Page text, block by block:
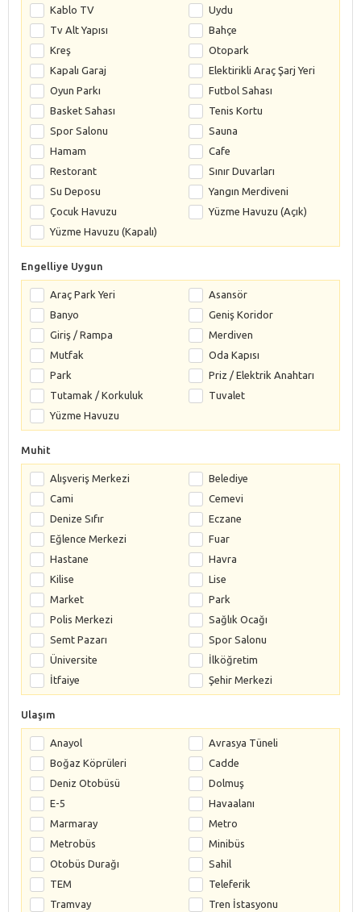
Kablo TV
Uydu
Tv Alt Yapısı
Bahçe
Kreş
Otopark
Kapalı Garaj
Elektirikli Araç Şarj Yeri
Oyun Parkı
Futbol Sahası
Basket Sahası
Tenis Kortu
Spor Salonu
Sauna
Hamam
Cafe
Restorant
Sınır Duvarları
Su Deposu
Yangın Merdiveni
Çocuk Havuzu
Yüzme Havuzu (Açık)
Yüzme Havuzu (Kapalı)
Engelliye Uygun
Araç Park Yeri
Asansör
Banyo
Geniş Koridor
Giriş / Rampa
Merdiven
Mutfak
Oda Kapısı
Park
Priz / Elektrik Anahtarı
Tutamak / Korkuluk
Tuvalet
Yüzme Havuzu
Muhit
Alışveriş Merkezi
Belediye
Cami
Cemevi
Denize Sıfır
Eczane
Eğlence Merkezi
Fuar
Hastane
Havra
Kilise
Lise
Market
Park
Polis Merkezi
Sağlık Ocağı
Semt Pazarı
Spor Salonu
Üniversite
İlköğretim
İtfaiye
Şehir Merkezi
Ulaşım
Anayol
Avrasya Tüneli
Boğaz Köprüleri
Cadde
Deniz Otobüsü
Dolmuş
E-5
Havaalanı
Marmaray
Metro
Metrobüs
Minibüs
Otobüs Durağı
Sahil
TEM
Teleferik
Tramvay
Tren İstasyonu